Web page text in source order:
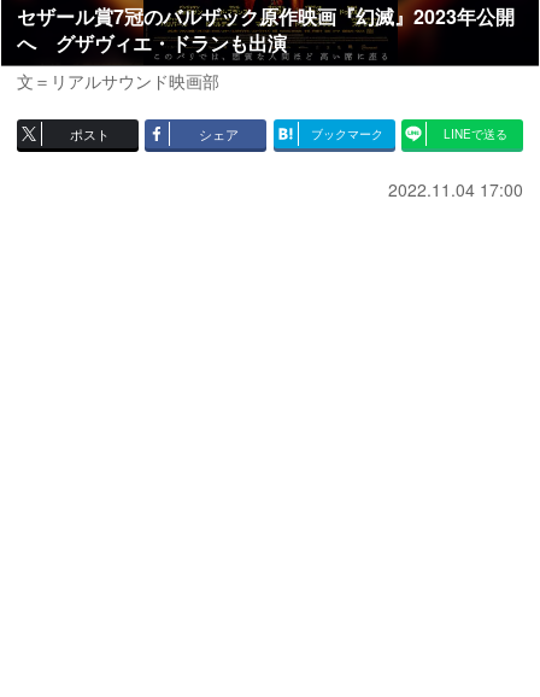
セザール賞7冠のバルザック原作映画『幻滅』2023年公開
へ グザヴィエ・ドランも出演
文＝リアルサウンド映画部
ポスト シェア ブックマーク LINEで送る
2022.11.04 17:00